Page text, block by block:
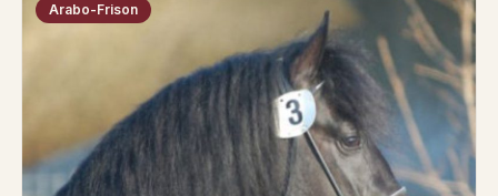
Arabo-Frison